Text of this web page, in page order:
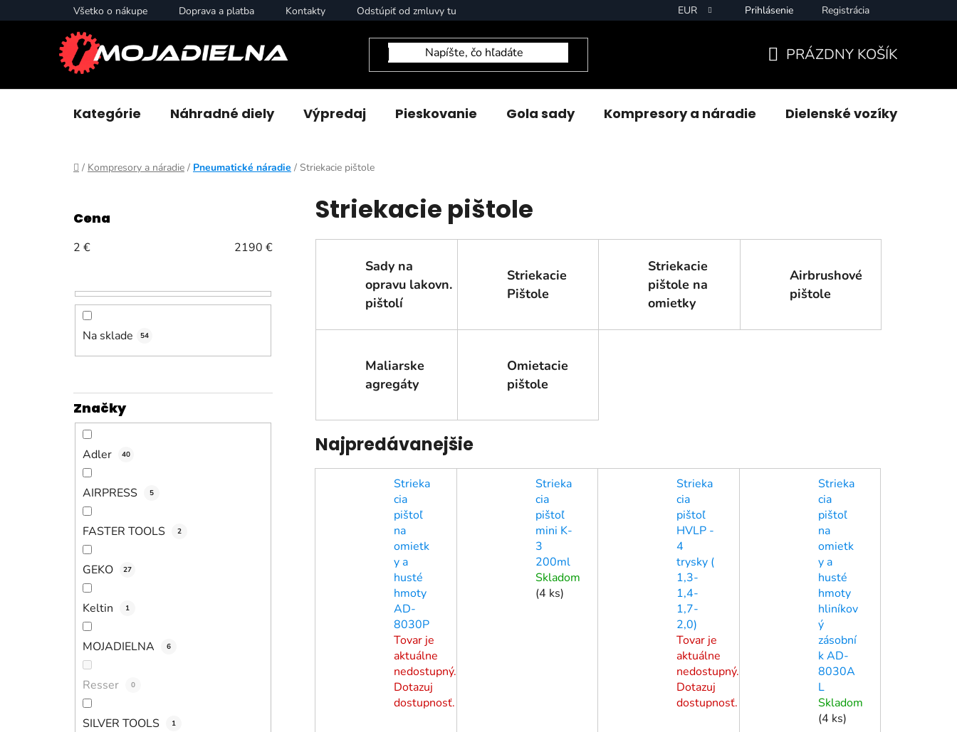
na
Všetko o nákupe Doprava a platba Kontakty Odstúpiť od zmluvy tu EUR Prihlásenie Registrácia
KOŠÍK
PRÁZDNY KOŠÍK
Kategórie Náhradné diely Výpredaj Pieskovanie Gola sady Kompresory a náradie Dielenské vozíky
Domov
/ Kompresory a náradie / Pneumatické náradie / Striekacie pištole
Cena
2 € 2190 €
Na sklade 54
Značky
Adler 40
AIRPRESS 5
FASTER TOOLS 2
GEKO 27
Keltin 1
MOJADIELNA 6
Resser 0
SILVER TOOLS 1
Striekacie pištole
Sady na
opravu lakovn.
pištolí
Striekacie
Pištole
Striekacie
pištole na
omietky
Airbrushové
pištole
Maliarske
agregáty
Omietacie
pištole
Najpredávanejšie
Strieka
cia
pištoľ
na
omietk
y a
husté
hmoty
AD-
8030P
Tovar je
aktuálne
nedostupný.
Dotazuj
dostupnosť.
Strieka
cia
pištoľ
mini K-
3
200ml
Skladom
(4 ks)
Strieka
cia
pištoľ
HVLP -
4
trysky (
1,3-
1,4-
1,7-
2,0)
Tovar je
aktuálne
nedostupný.
Dotazuj
dostupnosť.
Strieka
cia
pištoľ
na
omietk
y a
husté
hmoty
hliníkov
ý
zásobní
k AD-
8030A
L
Skladom
(4 ks)